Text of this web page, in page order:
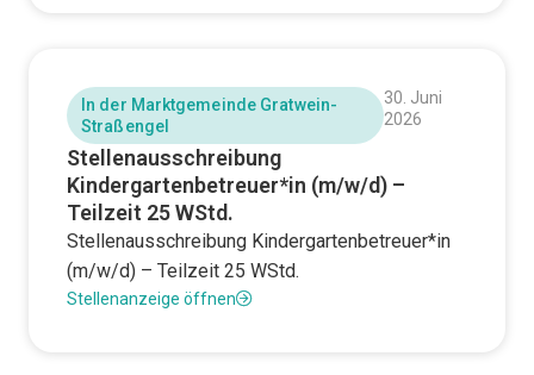
In der Marktgemeinde Gratwein-
Straßengel
30. Juni
2026
Stellenausschreibung
Kindergartenbetreuer*in (m/w/d) –
Teilzeit 25 WStd.
Stellenausschreibung Kindergartenbetreuer*in
(m/w/d) – Teilzeit 25 WStd.
Stellenanzeige öffnen